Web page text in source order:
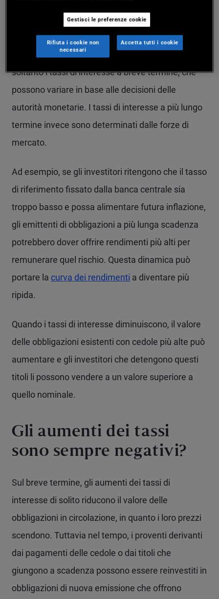
breve e a lungo termine
Le banche centrali influenzano in modo diretto
soltanto i tassi di interesse a breve termine, che
possono variare in base alle decisioni delle
autorità monetarie. I tassi di interesse a più lungo
termine invece sono determinati dalle forze di
mercato.
Ad esempio, se gli investitori ritengono che il tasso
di riferimento fissato dalla banca centrale sia
troppo basso e possa alimentare futura inflazione,
gli emittenti di obbligazioni a più lunga scadenza
potrebbero dover offrire rendimenti più alti per
remunerare quel rischio. Questa dinamica può
portare la curva dei rendimenti a diventare più
ripida.
Quando i tassi di interesse diminuiscono, il valore
delle obbligazioni esistenti con cedole più alte può
aumentare e gli investitori che detengono questi
titoli li possono vendere a un valore superiore a
quello nominale.
Gli aumenti dei tassi
sono sempre negativi?
Sul breve termine, gli aumenti dei tassi di
interesse di solito riducono il valore delle
obbligazioni in circolazione, in quanto i loro prezzi
scendono. Tuttavia nel tempo, i proventi derivanti
dai pagamenti delle cedole o dai titoli che
giungono a scadenza possono essere reinvestiti in
obbligazioni di nuova emissione che offrono
Gestisci le preferenze cookie
Rifiuta i cookie non
necessari
Accetta tutti i cookie